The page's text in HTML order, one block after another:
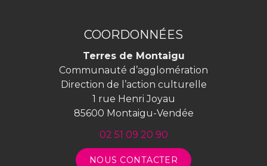
compte
Facebook
compte
Instagram
COORDONNÉES
Terres de Montaigu
Communauté d’agglomération
Direction de l’action culturelle
1 rue Henri Joyau
85600 Montaigu-Vendée
02 51 09 20 90
NOUS CONTACTER